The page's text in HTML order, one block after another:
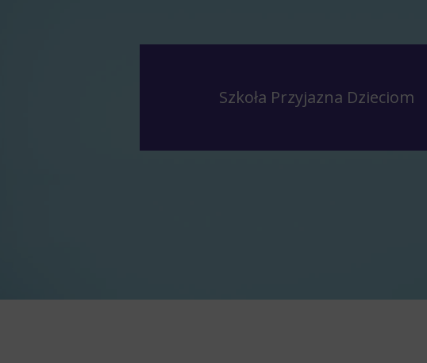
Szkoła Przyjazna Dzieciom